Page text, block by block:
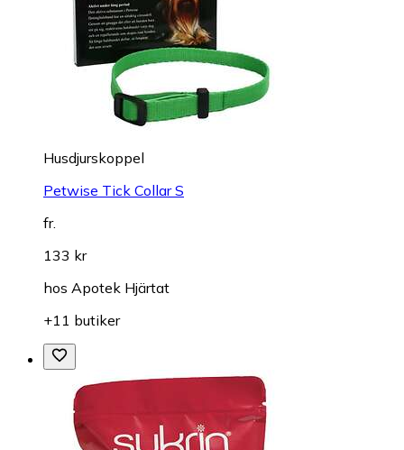
Husdjurskoppel
Petwise Tick Collar S
fr.
133 kr
hos Apotek Hjärtat
+11 butiker